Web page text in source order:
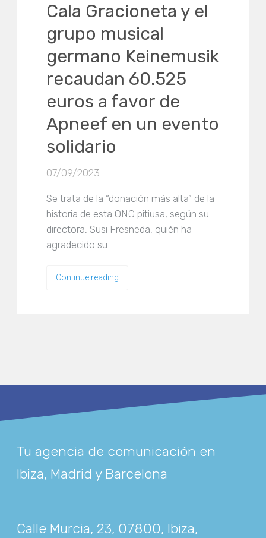
Cala Gracioneta y el
grupo musical
germano Keinemusik
recaudan 60.525
euros a favor de
Apneef en un evento
solidario
07/09/2023
Se trata de la “donación más alta” de la
historia de esta ONG pitiusa, según su
directora, Susi Fresneda, quién ha
agradecido su…
Continue reading
Tu agencia de comunicación en
Ibiza, Madrid y Barcelona
Calle Murcia, 23, 07800, Ibiza,